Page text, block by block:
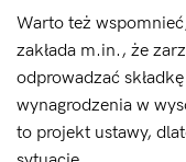
Warto też
zakłada m.in., że
odprowadzać
wynagrodzenia w
to projekt ustawy,